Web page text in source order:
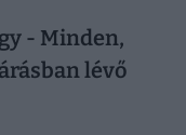
- Minden,
lévő